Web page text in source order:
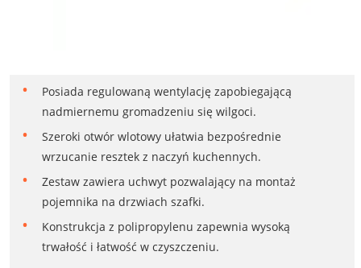
Posiada regulowaną wentylację zapobiegającą
nadmiernemu gromadzeniu się wilgoci.
Szeroki otwór wlotowy ułatwia bezpośrednie
wrzucanie resztek z naczyń kuchennych.
Zestaw zawiera uchwyt pozwalający na montaż
pojemnika na drzwiach szafki.
Konstrukcja z polipropylenu zapewnia wysoką
trwałość i łatwość w czyszczeniu.